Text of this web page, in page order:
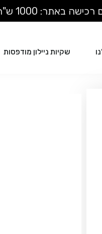
באתר: 1000 ש"ח (איסוף עצמי בלבד)
שקיות ניילון מודפסות